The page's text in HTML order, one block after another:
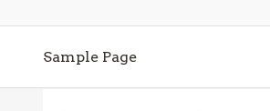
Sample Page